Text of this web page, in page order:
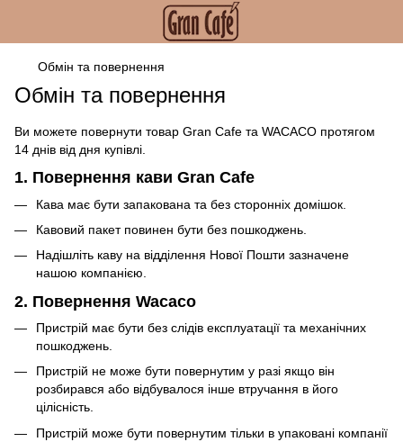
Обмін та повернення
Обмін та повернення
Ви можете повернути товар Gran Cafe та WACACO протягом
14 днів від дня купівлі.
1. Повернення кави Gran Cafe
Кава має бути запакована та без сторонніх домішок.
Кавовий пакет повинен бути без пошкоджень.
Надішліть каву на відділення Нової Пошти зазначене
нашою компанією.
2. Повернення Wacaco
Пристрій має бути без слідів експлуатації та механічних
пошкоджень.
Пристрій не може бути повернутим у разі якщо він
розбирався або відбувалося інше втручання в його
цілісність.
Пристрій може бути повернутим тільки в упаковані компанії